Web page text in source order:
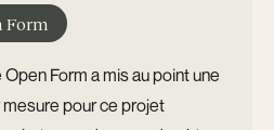
Form
Open Form a mis au point une
pour ce projet